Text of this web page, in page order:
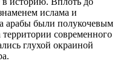
ислама и
арабы были полукочевым
современного
глухой окраиной